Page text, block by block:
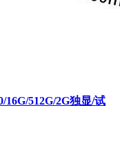
16G/512G/2G独显/试